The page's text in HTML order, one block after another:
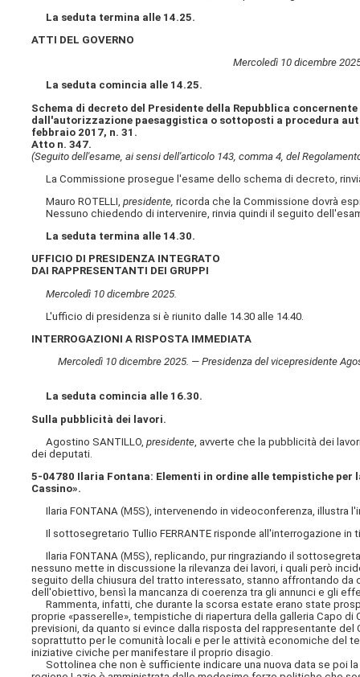
La seduta termina alle 14.25.
ATTI DEL GOVERNO
Mercoledì 10 dicembre
La seduta comincia alle 14.25.
Schema di decreto del Presidente della Repubblica
dall'autorizzazione paesaggistica o sottoposti a procedura
febbraio 2017, n. 31.
Atto n. 347.
(Seguito dell'esame, ai sensi dell'articolo 143, comma 4, del
La Commissione prosegue l'esame dello schema di decreto,
Mauro ROTELLI,presidente, ricorda che la Commissione dovrà
Nessuno chiedendo di intervenire, rinvia quindi il seguito
La seduta termina alle 14.30.
UFFICIO DI PRESIDENZA INTEGRATO
DAI RAPPRESENTANTI DEI GRUPPI
Mercoledì 10 dicembre 2025.
L'ufficio di presidenza si è riunito dalle 14.30 alle 14.40.
INTERROGAZIONI A RISPOSTA IMMEDIATA
Mercoledì 10 dicembre 2025. — Presidenza del vicepresidente
La seduta comincia alle 16.30.
Sulla pubblicità dei lavori.
Agostino SANTILLO,presidente , avverte che la pubblicità dei
dei deputati.
5-04780 Ilaria Fontana: Elementi in ordine alle tempistiche
Cassino».
Ilaria FONTANA (M5S), intervenendo in videoconferenza, illustra
Il sottosegretario Tullio FERRANTE risponde all'interrogazione in
Ilaria FONTANA (M5S), replicando, pur ringraziando il
nessuno mette in discussione la rilevanza dei lavori, i quali però
seguito della chiusura del tratto interessato, stanno affrontando da
dell'obiettivo, bensì la mancanza di coerenza tra gli annunci e gli
Rammenta, infatti, che durante la scorsa estate erano state
proprie «passerelle», tempistiche di riapertura della galleria Capo
previsioni, da quanto si evince dalla risposta del rappresentante
soprattutto per le comunità locali e per le attività economiche del
iniziative civiche per manifestare il proprio disagio.
Sottolinea che non è sufficiente indicare una nuova data se poi